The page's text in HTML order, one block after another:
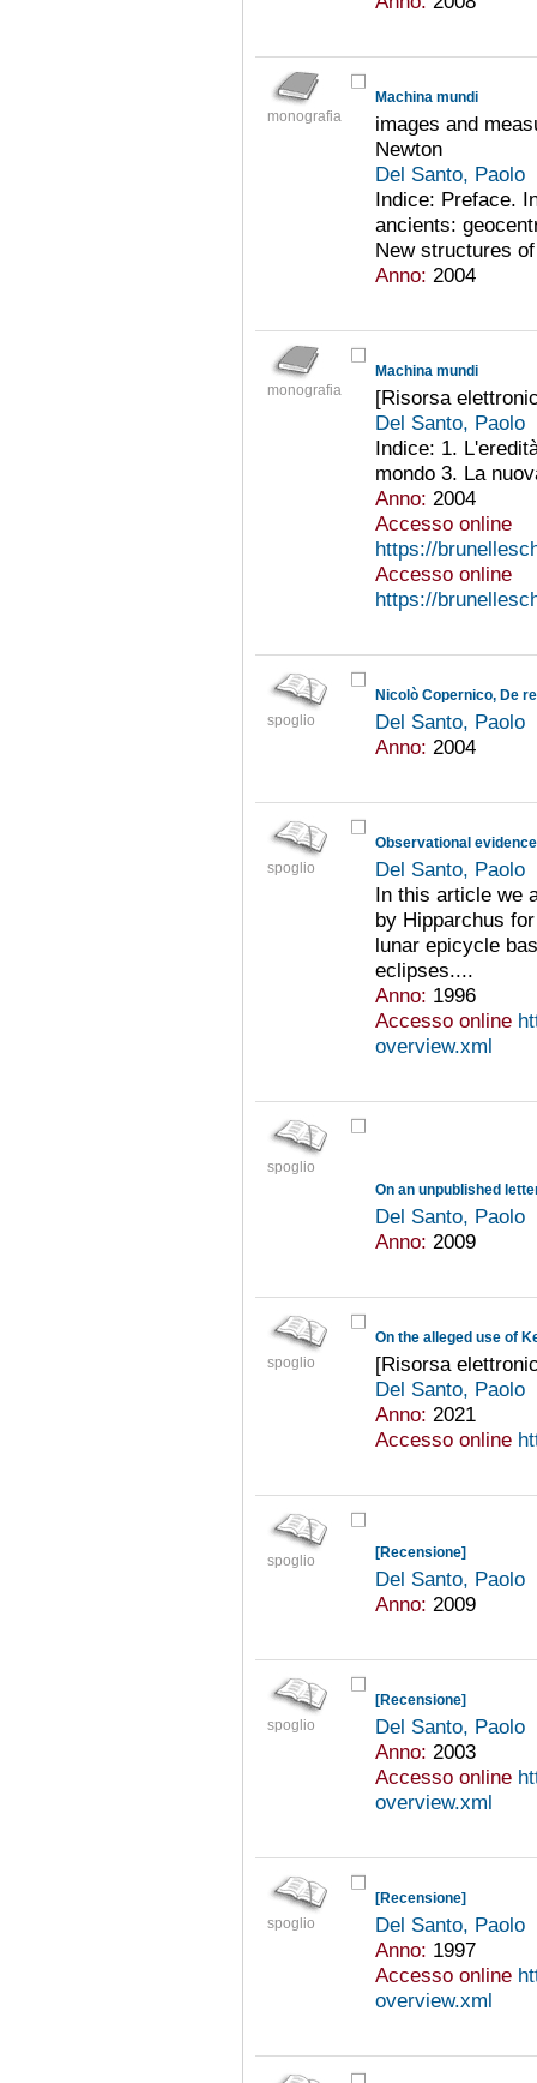
monografia
Machina mundi
images and
Newton
Del Santo, Paolo
Indice: Preface.
ancients:
New structures
Anno: 2004
monografia
Machina mundi
[Risorsa
Del Santo, Paolo
Indice: 1.
mondo 3. La
Anno: 2004
Accesso online
https://
Accesso online
https://
spoglio
Nicolò Copernico, De
Del Santo, Paolo
Anno: 2004
spoglio
Del Santo, Paolo
In this article we
by Hipparchus
lunar epicycle
eclipses....
Anno: 1996
Accesso online
overview.xml
spoglio
Del Santo, Paolo
Anno: 2009
spoglio
On the alleged use of
[Risorsa
Del Santo, Paolo
Anno: 2021
Accesso online
spoglio [Recensione]
Del Santo, Paolo
Anno: 2009
spoglio
[Recensione]
Del Santo, Paolo
Anno: 2003
Accesso online
overview.xml
spoglio
[Recensione]
Del Santo, Paolo
Anno: 1997
Accesso online
overview.xml